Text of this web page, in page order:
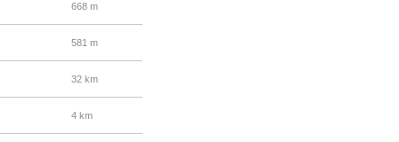
668 m
581 m
32 km
4 km